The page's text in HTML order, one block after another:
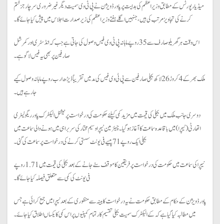
میڈیا رپورٹس کے مطابق وزیراعظم کی ہدایت پر پاور ڈویژن نے پی ٹی وی سمیت دیگر غیر ضروری سرچارجز ختم
کرنے کی تجاویز مرتب کی ہیں، جنہیں اگلے ہفتے وزیراعظم کی زیر صدارت اجلاس میں پیش کیا جائے گا۔
اس وقت ہر گھریلو صارف سے 35 روپے ماہانہ پی ٹی وی فیس وصول کی جاتی ہے جب کہ انڈسٹری اور کمرشل
صارفین پر بھی یہ فیس لاگو ہے۔
ملک بھر کے 4 کروڑ 26 لاکھ بجلی صارفین سے پی ٹی وی فیس کی مد میں تقریباً ڈیڑھ ارب روپے ماہانہ وصول کیے
جارہے ہیں۔
دوسری جانب ملک میں بجلی کی قیمت میں مزید کمی کیلئے حکومت کی درخواست پر نیشنل الیکٹرک پاور ریگولیٹری
اتھارٹی (نیپرا) میں باقاعدہ سماعت کا آغاز ہو گیا۔چیئرمین نیپرا وسیم مختار کی سربراہی میں ہونے والی سماعت میں
بجلی ایک روپے 71 پیسے فی یونٹ سستی کرنے کی درخواست پر سماعت کی گئی۔
نیپرا کی سماعت میں حکومت کی درخواست پر فریقین کا موقف سنے جانے کے بعد بجلی کی قیمت میں 1.71 روپے
فی یونٹ کی کمی سے متعلق فیصلہ کیا جائے گا۔
پاور ڈویژن کے حکام کے مطابق حکومت نے یہ درخواست کابینہ سے منظوری کے بعد نیپرا میں جمع کرائی ہے جس
میں مطالبہ کیا گیا ہے کہ کے الیکٹرک سمیت بجلی تقسیم کار تمام کمپنیوں پر اس کمی کا یکساں اطلاق کیا جائے۔